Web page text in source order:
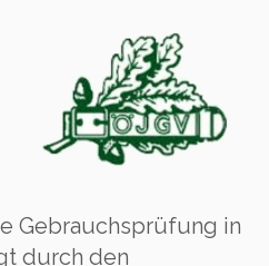
Gebrauchsprüfung in
durch den